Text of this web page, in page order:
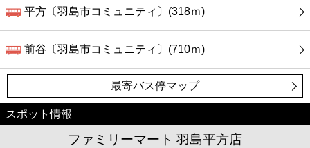
平方〔羽島市コミュニティ〕(318ｍ)
前谷〔羽島市コミュニティ〕(710ｍ)
最寄バス停マップ
スポット情報
ファミリーマート 羽島平方店